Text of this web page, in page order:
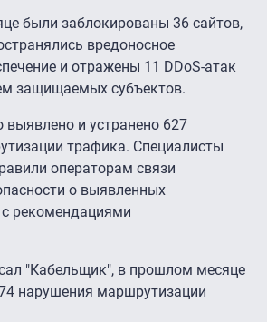
были заблокированы 36 сайтов,
вредоносное
и отражены 11 DDoS-атак
защищаемых субъектов.
выявлено и устранено 627
трафика. Специалисты
операторам связи
о выявленных
рекомендациями
"Кабельщик", в прошлом месяце
нарушения маршрутизации